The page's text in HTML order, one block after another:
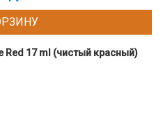
Red 17 ml (чистый красный)